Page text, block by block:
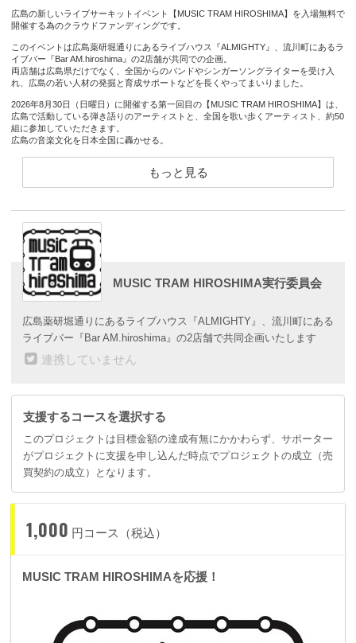
広島の新しいライブサーキットイベント【MUSIC TRAM HIROSHIMA】を入場無料で
開催する為のクラウドファンディングです。
このイベントは広島薬研堀通りにあるライブハウス『ALMIGHTY』、流川町にあるラ
イブバー『Bar AM.hiroshima』の2店舗が共同での企画。
両店舗は広島県だけでなく、全国からのバンドやシンガーソングライターを受け入
れ、広島の若い人材の発掘と育成サポートなどを長くやってまいりました。
2026年8月30日（日曜日）に開催する第一回目の【MUSIC TRAM HIROSHIMA】は、
広島で活動している弾き語りのアーティストと、全国を歌い歩くアーティスト、約50
組に参加していただきます。
広島の音楽文化を日本全国に轟かせる。
『新しい広島ライブサーキット【MUSIC TRAM HIROSHIMA】とは』
・宮島
・平和公園
そして路面電車！！
今年2026年の春から始まった広島電鉄路面電車の循環線。
これを移動手段にしたイベントが出来ないものか？
それがこのイベントのスタートラインでした。
広島の街・中区紙屋町袋町エリア
夜の繁華街流川エリア
この辺りには沢山のライブ会場があります。
しかし知られていないだけで住宅街の千田町にもライブ出来る会場があり、比治山付
近には演奏をする事が可能な会場もあります。
この循環線の電停を降りた先にも音楽を広げる！
もっと見る
MUSIC TRAM HIROSHIMA実行委員会
広島薬研堀通りにあるライブハウス『ALMIGHTY』、流川町にある
ライブバー『Bar AM.hiroshima』の2店舗で共同企画いたします
連携していません
支援するコースを選択する
このプロジェクトは目標金額の達成有無にかかわらず、サポーター
がプロジェクトに支援を申し込んだ時点でプロジェクトの成立（売
買契約の成立）となります。
1,000 円コース（税込）
MUSIC TRAM HIROSHIMAを応援！